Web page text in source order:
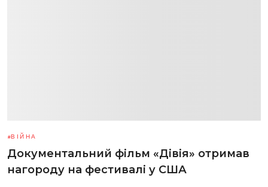
ВІЙНА
Документальний фільм «Дівія» отримав
нагороду на фестивалі у США